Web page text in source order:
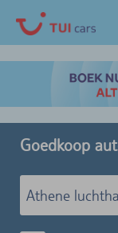
Goedkoop